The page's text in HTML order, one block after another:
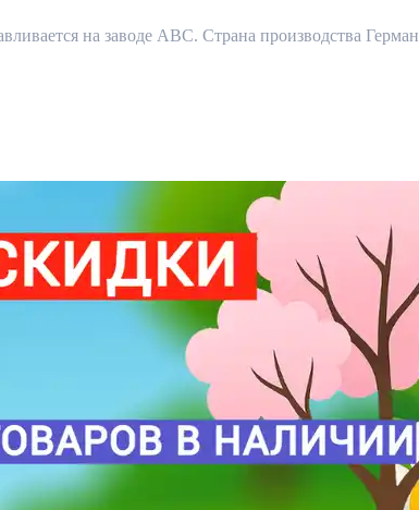
на заводе ABC. Страна производства